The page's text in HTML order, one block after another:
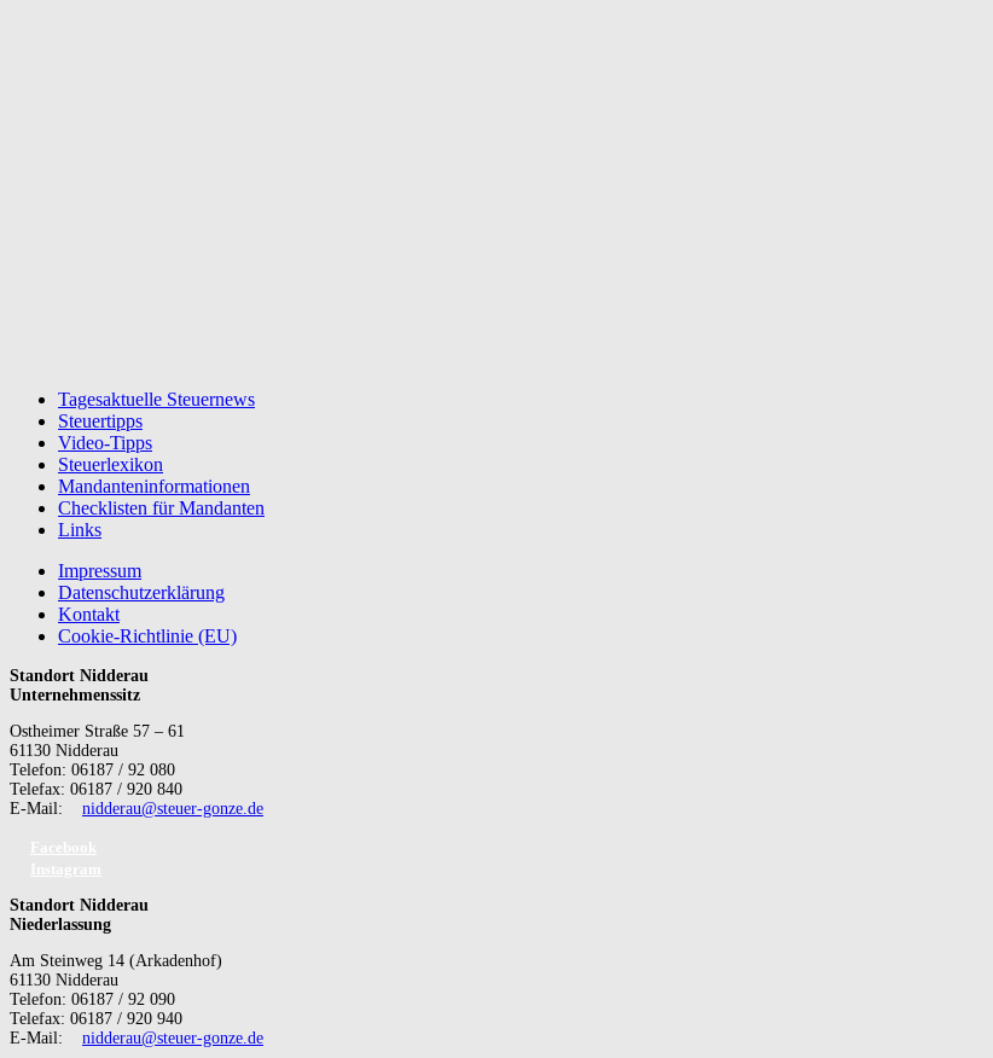
Tagesaktuelle Steuernews
Steuertipps
Video-Tipps
Steuerlexikon
Mandanteninformationen
Checklisten für Mandanten
Links
Impressum
Datenschutzerklärung
Kontakt
Cookie-Richtlinie (EU)
Standort Nidderau
Unternehmenssitz
Ostheimer Straße 57 – 61
61130 Nidderau
Telefon: 06187 / 92 080
Telefax: 06187 / 920 840
E-Mail: nidderau@steuer-gonze.de
Standort Nidderau
Niederlassung
Am Steinweg 14 (Arkadenhof)
61130 Nidderau
Telefon: 06187 / 92 090
Telefax: 06187 / 920 940
E-Mail: nidderau@steuer-gonze.de